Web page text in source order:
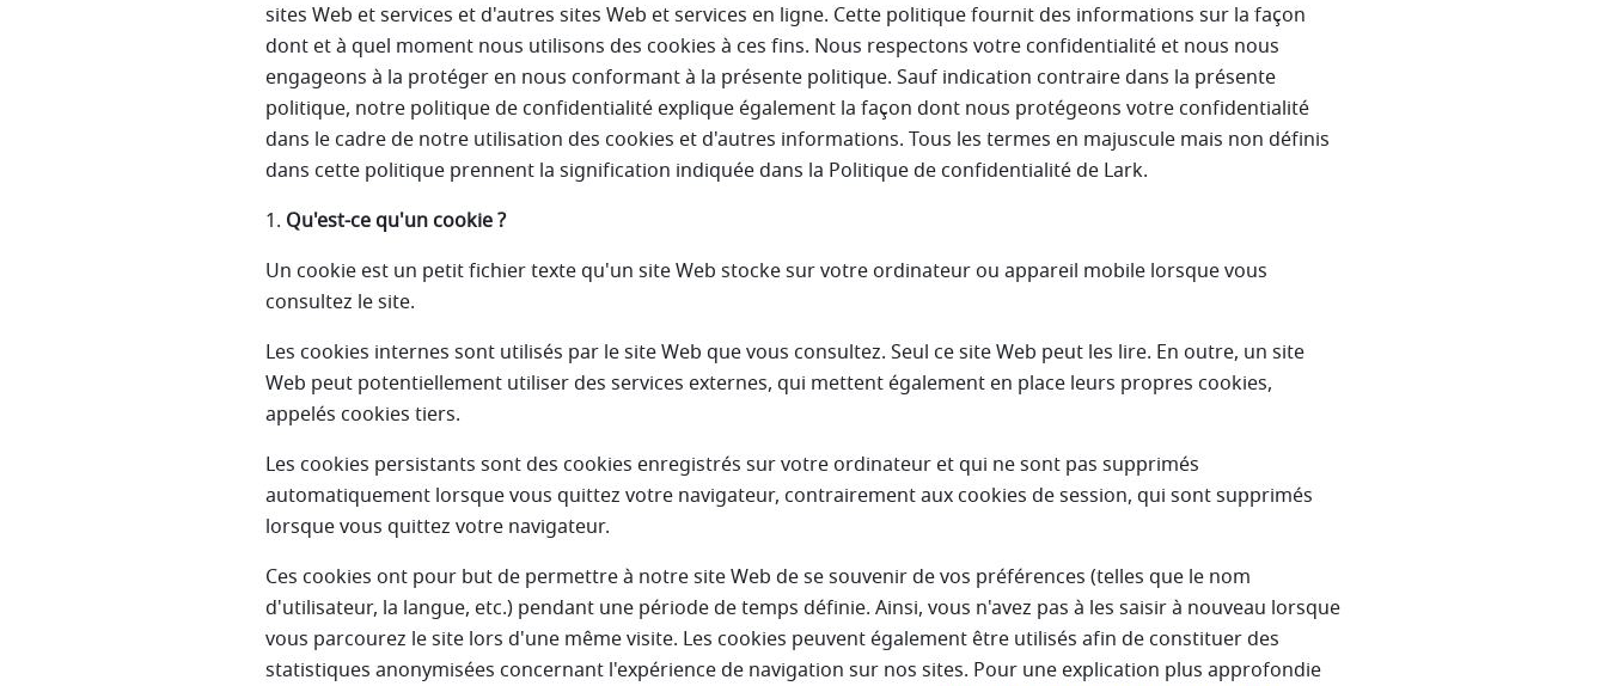
sites Web et services et d'autres sites Web et services en ligne. Cette politique fournit des informations sur la façon
dont et à quel moment nous utilisons des cookies à ces fins. Nous respectons votre confidentialité et nous nous
engageons à la protéger en nous conformant à la présente politique. Sauf indication contraire dans la présente
politique, notre politique de confidentialité explique également la façon dont nous protégeons votre confidentialité
dans le cadre de notre utilisation des cookies et d'autres informations. Tous les termes en majuscule mais non définis
dans cette politique prennent la signification indiquée dans la Politique de confidentialité de Lark.
1. Qu'est-ce qu'un cookie ?
Un cookie est un petit fichier texte qu'un site Web stocke sur votre ordinateur ou appareil mobile lorsque vous
consultez le site.
Les cookies internes sont utilisés par le site Web que vous consultez. Seul ce site Web peut les lire. En outre, un site
Web peut potentiellement utiliser des services externes, qui mettent également en place leurs propres cookies,
appelés cookies tiers.
Les cookies persistants sont des cookies enregistrés sur votre ordinateur et qui ne sont pas supprimés
automatiquement lorsque vous quittez votre navigateur, contrairement aux cookies de session, qui sont supprimés
lorsque vous quittez votre navigateur.
Ces cookies ont pour but de permettre à notre site Web de se souvenir de vos préférences (telles que le nom
d'utilisateur, la langue, etc.) pendant une période de temps définie. Ainsi, vous n'avez pas à les saisir à nouveau lorsque
vous parcourez le site lors d'une même visite. Les cookies peuvent également être utilisés afin de constituer des
statistiques anonymisées concernant l'expérience de navigation sur nos sites. Pour une explication plus approfondie